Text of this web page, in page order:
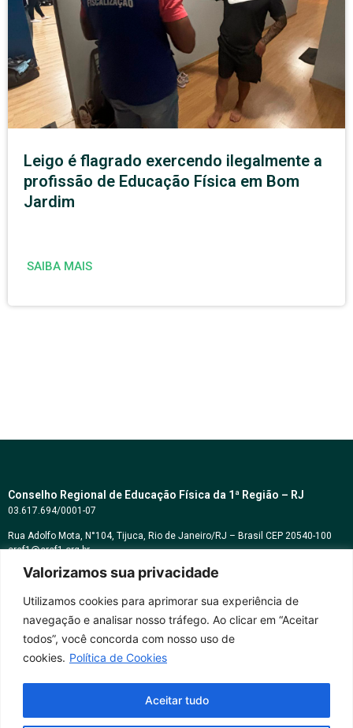
Valorizamos sua privacidade
Utilizamos cookies para aprimorar sua experiência de
navegação e analisar nosso tráfego. Ao clicar em “Aceitar
todos”, você concorda com nosso uso de
cookies. Política de Cookies
Aceitar tudo
Leigo é flagrado exercendo ilegalmente a
profissão de Educação Física em Bom
Jardim
SAIBA MAIS
Conselho Regional de Educação Física da 1ª Região – RJ
03.617.694/0001-07
Rua Adolfo Mota, N°104, Tijuca, Rio de Janeiro/RJ – Brasil CEP 20540-100
cref1@cref1.org.br
Assessoria de comunicação:
Horários de atendimento:
Whatsapp: (21) 2569-2398